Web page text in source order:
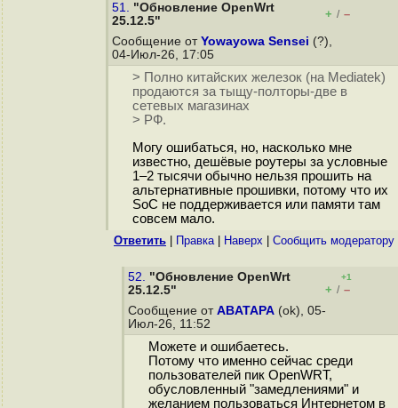
51. "Обновление OpenWrt
25.12.5"
+ / –
Сообщение от Yowayowa Sensei (?),
04-Июл-26, 17:05
> Полно китайских железок (на Mediatek)
продаются за тыщу-полторы-две в
сетевых магазинах
> РФ.
Могу ошибаться, но, насколько мне
известно, дешёвые роутеры за условные
1–2 тысячи обычно нельзя прошить на
альтернативные прошивки, потому что их
SoC не поддерживается или памяти там
совсем мало.
Ответить Правка| Наверх Cообщить модератору
52. "Обновление OpenWrt
25.12.5"
+1
+ / –
Сообщение от ABATAPA (ok), 05-
Июл-26, 11:52
Можете и ошибаетесь.
Потому что именно сейчас среди
пользователей пик OpenWRT,
обусловленный "замедлениями" и
желанием пользоваться Интернетом в